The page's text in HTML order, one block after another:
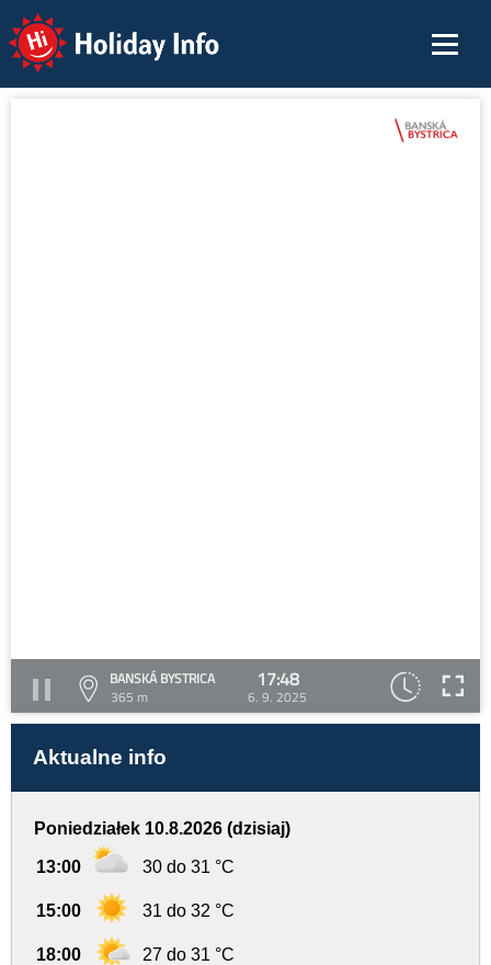
Holiday Info
BANSKÁ BYSTRICA
365 m
17:48
6. 9. 2025
Aktualne info
Poniedziałek 10.8.2026 (dzisiaj)
13:00 30 do 31 °C
15:00 31 do 32 °C
18:00 27 do 31 °C